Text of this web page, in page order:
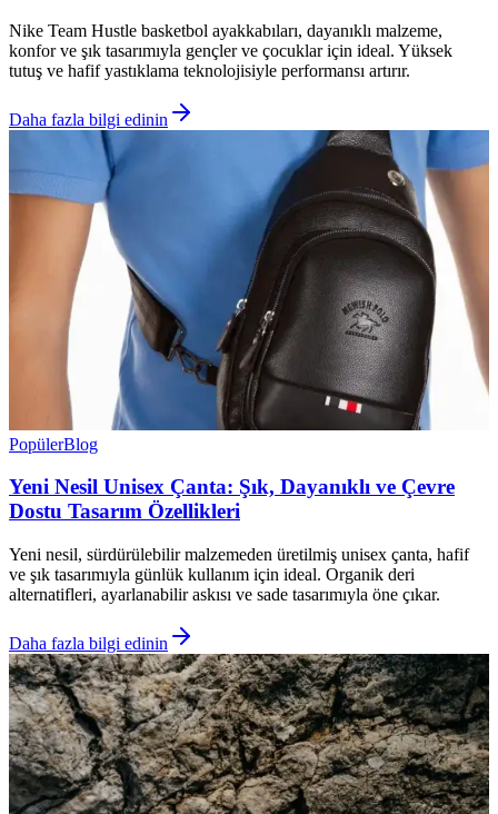
Nike Team Hustle basketbol ayakkabıları, dayanıklı malzeme,
konfor ve şık tasarımıyla gençler ve çocuklar için ideal. Yüksek
tutuş ve hafif yastıklama teknolojisiyle performansı artırır.
Daha fazla bilgi edinin
PopülerBlog
Yeni Nesil Unisex Çanta: Şık, Dayanıklı ve Çevre
Dostu Tasarım Özellikleri
Yeni nesil, sürdürülebilir malzemeden üretilmiş unisex çanta, hafif
ve şık tasarımıyla günlük kullanım için ideal. Organik deri
alternatifleri, ayarlanabilir askısı ve sade tasarımıyla öne çıkar.
Daha fazla bilgi edinin